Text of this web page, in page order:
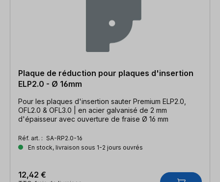
Plaque de réduction pour plaques d'insertion
ELP2.0 - Ø 16mm
Pour les plaques d'insertion sauter Premium ELP2.0,
OFL2.0 & OFL3.0 | en acier galvanisé de 2 mm
d'épaisseur avec ouverture de fraise Ø 16 mm
Réf. art. : SA-RP2.0-16
En stock, livraison sous 1-2 jours ouvrés
12,42 €